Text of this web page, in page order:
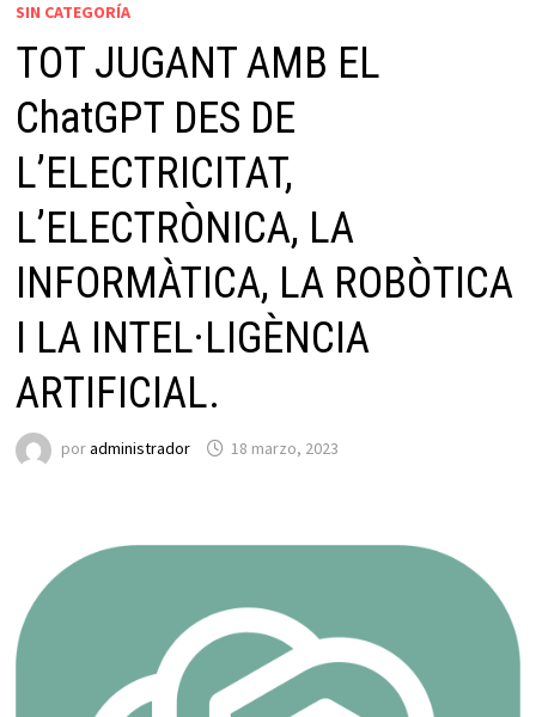
SIN CATEGORÍA
TOT JUGANT AMB EL
ChatGPT DES DE
L’ELECTRICITAT,
L’ELECTRÒNICA, LA
INFORMÀTICA, LA ROBÒTICA
I LA INTEL·LIGÈNCIA
ARTIFICIAL.
poradministrador 18 marzo, 2023